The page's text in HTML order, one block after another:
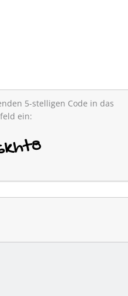
5-stelligen Code in das
ein: